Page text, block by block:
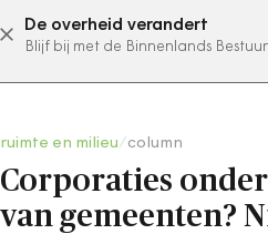
De overheid verandert
Blijf bij met de Binnenlands
abonneer nu
ruimte en milieu column
Corporaties
van gemeenten?